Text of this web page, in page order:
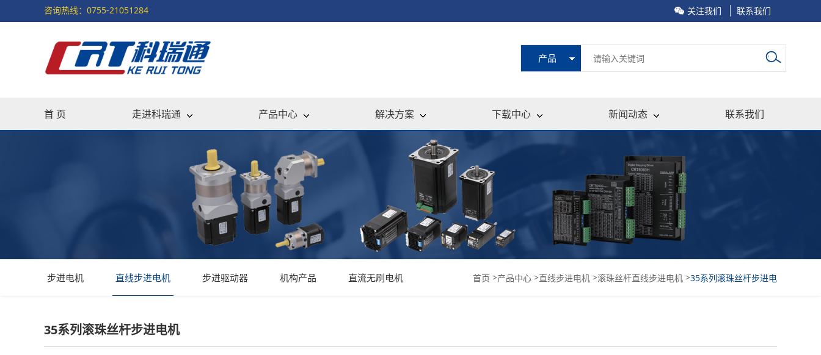
咨询热线：0755-21051284 关注我们 联系我们
产品
首 页 走进科瑞通 产品中心 解决方案 下载中心 新闻动态 联系我们
步进电机 直线步进电机 步进驱动器 机构产品 直流无刷电机 首页 >产品中心 >直线步进电机 >滚珠丝杆直线步进电机 >35系列滚珠丝杆步进电
35系列滚珠丝杆步进电机